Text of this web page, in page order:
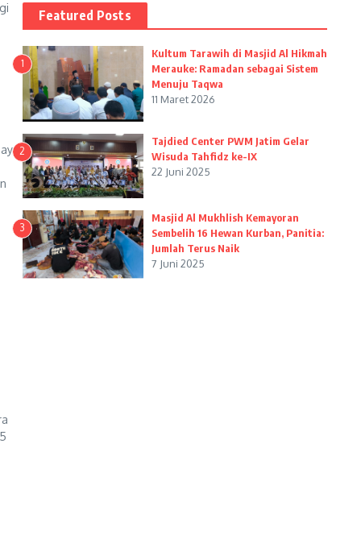
Featured Posts
1
Kultum Tarawih di Masjid Al Hikmah
Merauke: Ramadan sebagai Sistem
Menuju Taqwa
11 Maret 2026
2
Tajdied Center PWM Jatim Gelar
Wisuda Tahfidz ke-IX
22 Juni 2025
3
Masjid Al Mukhlish Kemayoran
Sembelih 16 Hewan Kurban, Panitia:
Jumlah Terus Naik
7 Juni 2025